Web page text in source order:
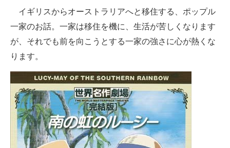
イギリスからオーストラリアへと移住する、ポップル
一家のお話。一家は移住を機に、生活が苦しくなります
が、それでも前を向こうとする一家の強さに心が熱くな
ります。